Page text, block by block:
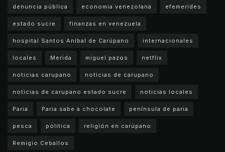
denuncia pública economia venezolana efemerides
estado sucre finanzas en venezuela
hospital Santos Aníbal de Carúpano internacionales
locales Merida miguel pazos netflix
noticias carupano noticias de carupano
noticias de carupano estado sucre noticias locales
Paria Paria sabe a chocolate península de paria
pesca politica religión en carúpano
Remigio Ceballos